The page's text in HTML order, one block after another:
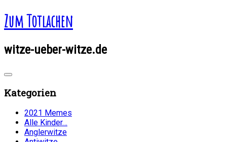
Zum Totlachen
witze-ueber-witze.de
Kategorien
2021 Memes
Alle Kinder…
Anglerwitze